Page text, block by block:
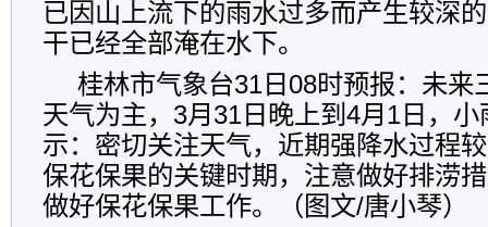
已因山上流下的雨水过多而产生较深
干已经全部淹在水下。
桂林市气象台31日08时预报：未来
天气为主，3月31日晚上到4月1日，
示：密切关注天气，近期强降水过程
保花保果的关键时期，注意做好排涝
做好保花保果工作。（图文/唐小琴）